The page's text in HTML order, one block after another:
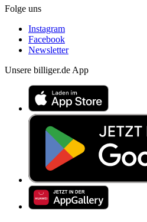
Folge uns
Instagram
Facebook
Newsletter
Unsere billiger.de App